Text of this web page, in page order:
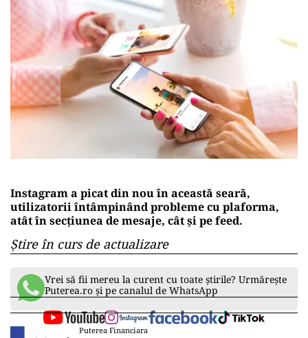
Instagram a picat din nou în această seară,
utilizatorii întâmpinând probleme cu plaforma,
atât în secțiunea de mesaje, cât și pe feed.
Știre în curs de actualizare
Vrei să fii mereu la curent cu toate știrile? Urmărește
Puterea.ro și pe canalul de WhatsApp
Puterea Financiara